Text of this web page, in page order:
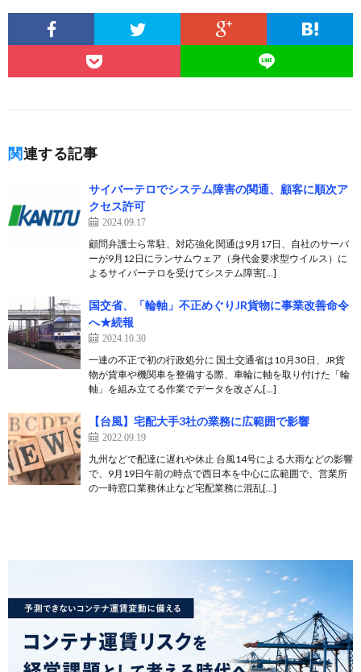
関連する記事
サイバーテロでシステム障害の関通、顧客に順次ア
クセス許可
2024.09.17
顧問弁護士ら常駐、対応強化 関通は9月17日、自社のサーバ
ーが9月12日にランサムウェア（身代金要求型ウイルス）に
よるサイバーテロを受けてシステム障害[…]
国交省、「輪軸」不正めぐりJR貨物に事業改善命令
へ★続報
2024.10.30
一連の不正で初の行政処分に 国土交通省は10月30日、JR貨
物が貨車や機関車を整備する際、車輪に軸を取り付けた「輪
軸」を組み立てる作業でデータを改ざん[…]
【台風】宅配大手3社の業務に広範囲で影響
2022.09.19
九州などで配達に遅れや休止 台風14号による大雨などの影響
で、9月19日午前の時点で西日本を中心に広範囲で、営業所
の一時窓口業務休止など宅配業務に混乱[…]